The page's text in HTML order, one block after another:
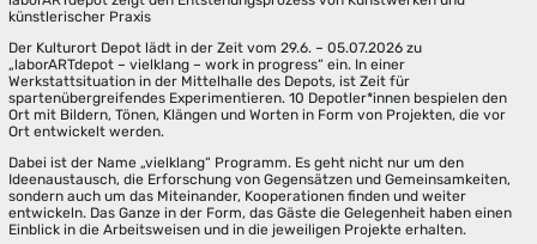
künstlerischer Praxis
Der Kulturort Depot lädt in der Zeit vom 29.6. – 05.07.2026 zu
„laborARTdepot – vielklang – work in progress“ ein. In einer
Werkstattsituation in der Mittelhalle des Depots, ist Zeit für
spartenübergreifendes Experimentieren. 10 Depotler*innen bespielen den
Ort mit Bildern, Tönen, Klängen und Worten in Form von Projekten, die vor
Ort entwickelt werden.
Dabei ist der Name „vielklang“ Programm. Es geht nicht nur um den
Ideenaustausch, die Erforschung von Gegensätzen und Gemeinsamkeiten,
sondern auch um das Miteinander, Kooperationen finden und weiter
entwickeln. Das Ganze in der Form, das Gäste die Gelegenheit haben einen
Einblick in die Arbeitsweisen und in die jeweiligen Projekte erhalten.